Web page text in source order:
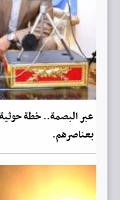
عبر البصمة.. خطة
بعناصرهم.